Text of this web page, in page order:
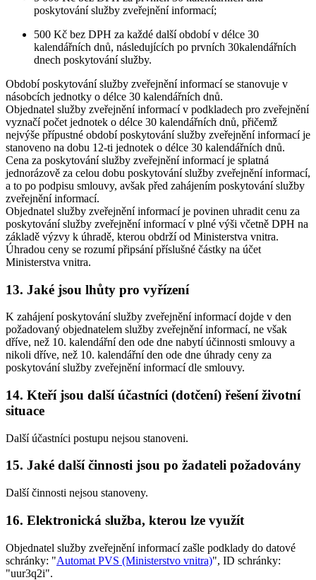
poskytování služby zveřejnění informací;
500 Kč bez DPH za každé další období v délce 30
kalendářních dnů, následujících po prvních 30kalendářních
dnech poskytování služby.
Období poskytování služby zveřejnění informací se stanovuje v
násobcích jednotky o délce 30 kalendářních dnů.
Objednatel služby zveřejnění informací v podkladech pro zveřejnění
vyznačí počet jednotek o délce 30 kalendářních dnů, přičemž
nejvýše přípustné období poskytování služby zveřejnění informací je
stanoveno na dobu 12-ti jednotek o délce 30 kalendářních dnů.
Cena za poskytování služby zveřejnění informací je splatná
jednorázově za celou dobu poskytování služby zveřejnění informací,
a to po podpisu smlouvy, avšak před zahájením poskytování služby
zveřejnění informací.
Objednatel služby zveřejnění informací je povinen uhradit cenu za
poskytování služby zveřejnění informací v plné výši včetně DPH na
základě výzvy k úhradě, kterou obdrží od Ministerstva vnitra.
Úhradou ceny se rozumí připsání příslušné částky na účet
Ministerstva vnitra.
13. Jaké jsou lhůty pro vyřízení
K zahájení poskytování služby zveřejnění informací dojde v den
požadovaný objednatelem služby zveřejnění informací, ne však
dříve, než 10. kalendářní den ode dne nabytí účinnosti smlouvy a
nikoli dříve, než 10. kalendářní den ode dne úhrady ceny za
poskytování služby zveřejnění informací dle smlouvy.
14. Kteří jsou další účastníci (dotčení) řešení životní
situace
Další účastníci postupu nejsou stanoveni.
15. Jaké další činnosti jsou po žadateli požadovány
Další činnosti nejsou stanoveny.
16. Elektronická služba, kterou lze využít
Objednatel služby zveřejnění informací zašle podklady do datové
schránky: "Automat PVS (Ministerstvo vnitra)", ID schránky:
"uur3q2i".